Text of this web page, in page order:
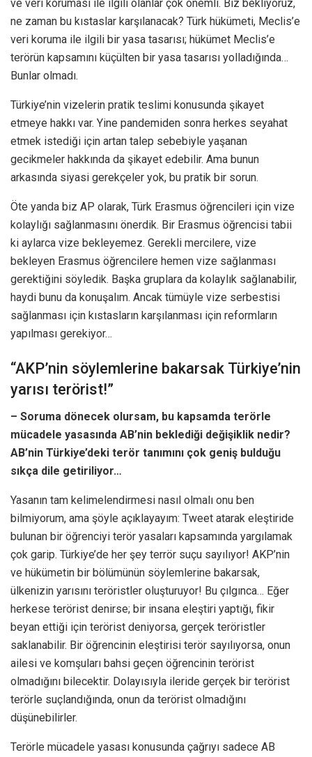
ve veri koruması ile ilgili olanlar çok önemli. Biz bekliyoruz,
ne zaman bu kıstaslar karşılanacak? Türk hükümeti, Meclis’e
veri koruma ile ilgili bir yasa tasarısı; hükümet Meclis’e
terörün kapsamını küçülten bir yasa tasarısı yolladığında…
Bunlar olmadı.
Türkiye’nin vizelerin pratik teslimi konusunda şikayet
etmeye hakkı var. Yine pandemiden sonra herkes seyahat
etmek istediği için artan talep sebebiyle yaşanan
gecikmeler hakkında da şikayet edebilir. Ama bunun
arkasında siyasi gerekçeler yok, bu pratik bir sorun.
Öte yanda biz AP olarak, Türk Erasmus öğrencileri için vize
kolaylığı sağlanmasını önerdik. Bir Erasmus öğrencisi tabii
ki aylarca vize bekleyemez. Gerekli mercilere, vize
bekleyen Erasmus öğrencilere hemen vize sağlanması
gerektiğini söyledik. Başka gruplara da kolaylık sağlanabilir,
haydi bunu da konuşalım. Ancak tümüyle vize serbestisi
sağlanması için kıstasların karşılanması için reformların
yapılması gerekiyor…
“AKP’nin söylemlerine bakarsak Türkiye’nin
yarısı terörist!”
– Soruma dönecek olursam, bu kapsamda terörle
mücadele yasasında AB’nin beklediği değişiklik nedir?
AB’nin Türkiye’deki terör tanımını çok geniş bulduğu
sıkça dile getiriliyor…
Yasanın tam kelimelendirmesi nasıl olmalı onu ben
bilmiyorum, ama şöyle açıklayayım: Tweet atarak eleştiride
bulunan bir öğrenciyi terör yasaları kapsamında yargılamak
çok garip. Türkiye’de her şey terrör suçu sayılıyor! AKP’nin
ve hükümetin bir bölümünün söylemlerine bakarsak,
ülkenizin yarısını teröristler oluşturuyor! Bu çılgınca… Eğer
herkese terörist denirse; bir insana eleştiri yaptığı, fikir
beyan ettiği için terörist deniyorsa, gerçek teröristler
saklanabilir. Bir öğrencinin eleştirisi terör sayılıyorsa, onun
ailesi ve komşuları bahsi geçen öğrencinin terörist
olmadığını bilecektir. Dolayısıyla ileride gerçek bir terörist
terörle suçlandığında, onun da terörist olmadığını
düşünebilirler.
Terörle mücadele yasası konusunda çağrıyı sadece AB